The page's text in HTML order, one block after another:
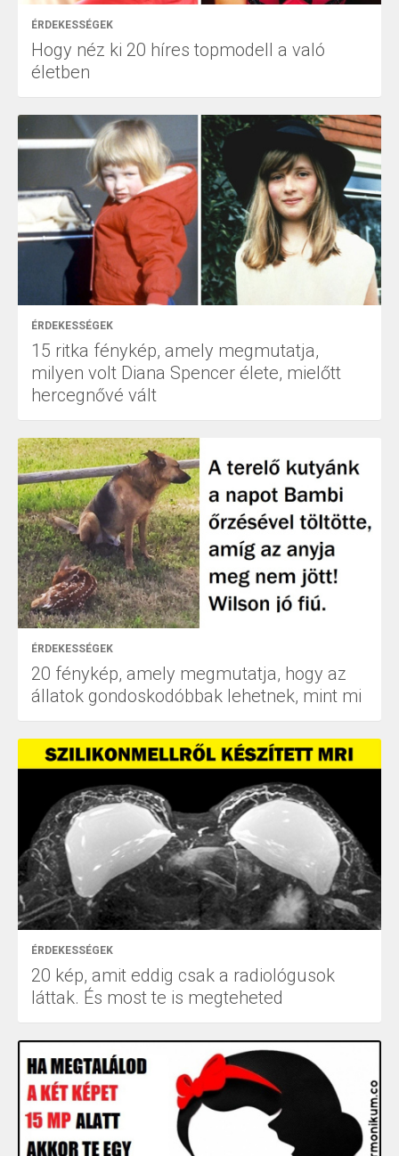
ÉRDEKESSÉGEK
Hogy néz ki 20 híres topmodell a való
életben
ÉRDEKESSÉGEK
15 ritka fénykép, amely megmutatja,
milyen volt Diana Spencer élete, mielőtt
hercegnővé vált
ÉRDEKESSÉGEK
20 fénykép, amely megmutatja, hogy az
állatok gondoskodóbbak lehetnek, mint mi
ÉRDEKESSÉGEK
20 kép, amit eddig csak a radiológusok
láttak. És most te is megteheted